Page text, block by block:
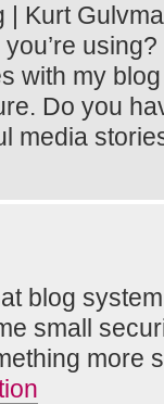
Kurt
with my
Do you
media
blog
small
more